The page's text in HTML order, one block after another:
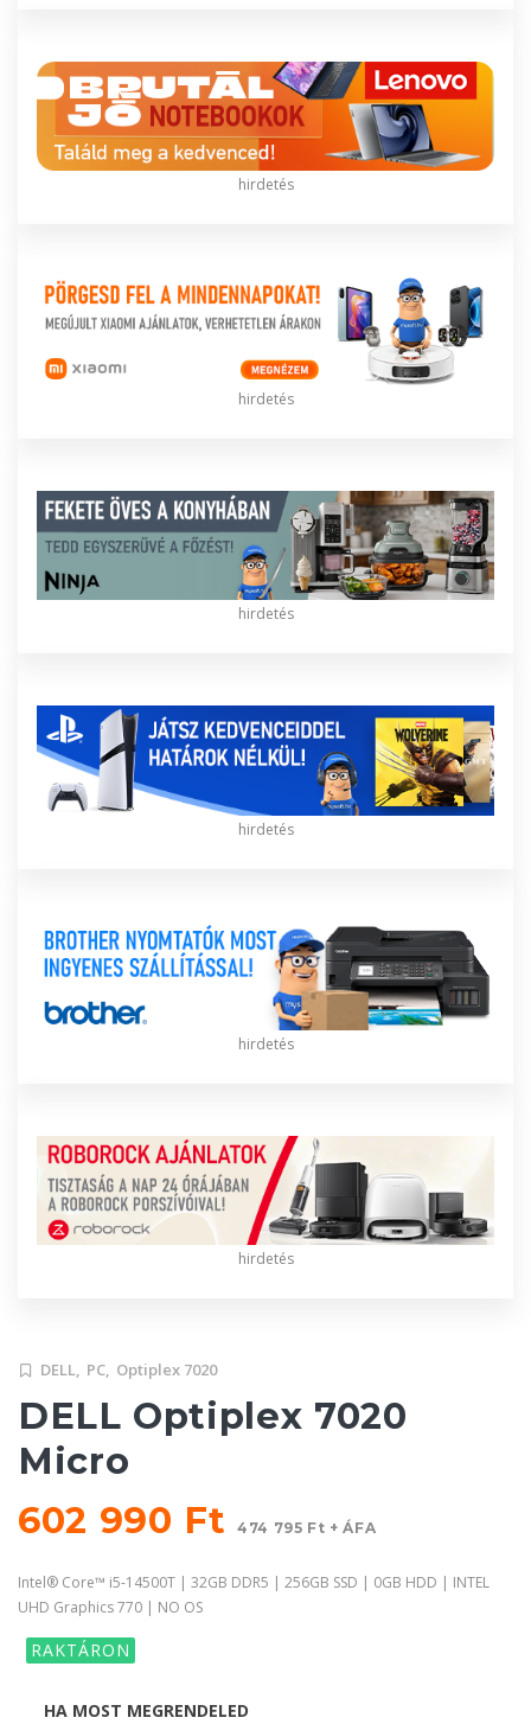
hirdetés
hirdetés
hirdetés
hirdetés
hirdetés
hirdetés
DELL, PC, Optiplex 7020
DELL Optiplex 7020
Micro
602 990 Ft474 795 Ft + ÁFA
Intel® Core™ i5-14500T | 32GB DDR5 | 256GB SSD | 0GB HDD | INTEL
UHD Graphics 770 | NO OS
RAKTÁRON
HA MOST MEGRENDELED